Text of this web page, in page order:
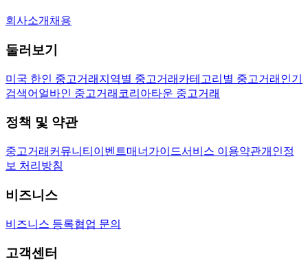
회사소개 채용
둘러보기
미국 한인 중고거래 지역별 중고거래 카테고리별 중고거래 인기
검색어 얼바인 중고거래 코리아타운 중고거래
정책 및 약관
중고거래 커뮤니티 이벤트매너가이드서비스 이용약관개인정
보 처리방침
비즈니스
비즈니스 등록협업 문의
고객센터